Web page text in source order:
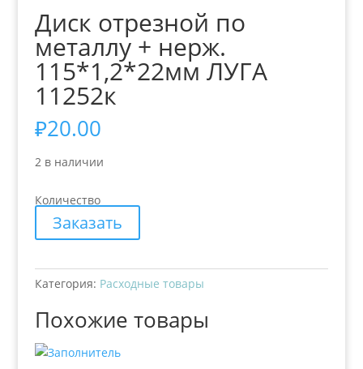
Диск отрезной по
металлу + нерж.
115*1,2*22мм ЛУГА
11252к
₽20.00
2 в наличии
Количество
Заказать
Категория: Расходные товары
Похожие товары